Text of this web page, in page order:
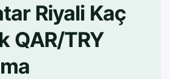
Riyali Kaç
QAR/TRY